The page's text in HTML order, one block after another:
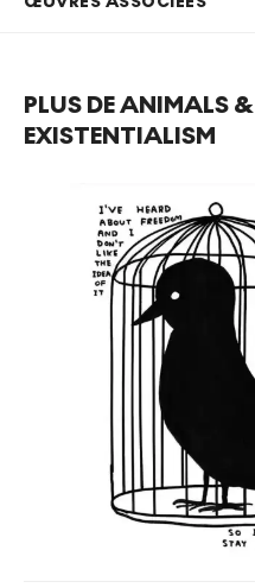
PLUS DE ANIMALS &
EXISTENTIALISM